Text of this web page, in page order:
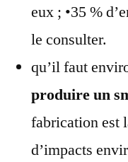
eux ; •35 %
le consulter.
qu’il faut
produire un
fabrication est
d’impacts